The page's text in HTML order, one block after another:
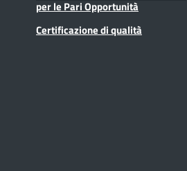
per le Pari Opportunità
Certificazione di qualità